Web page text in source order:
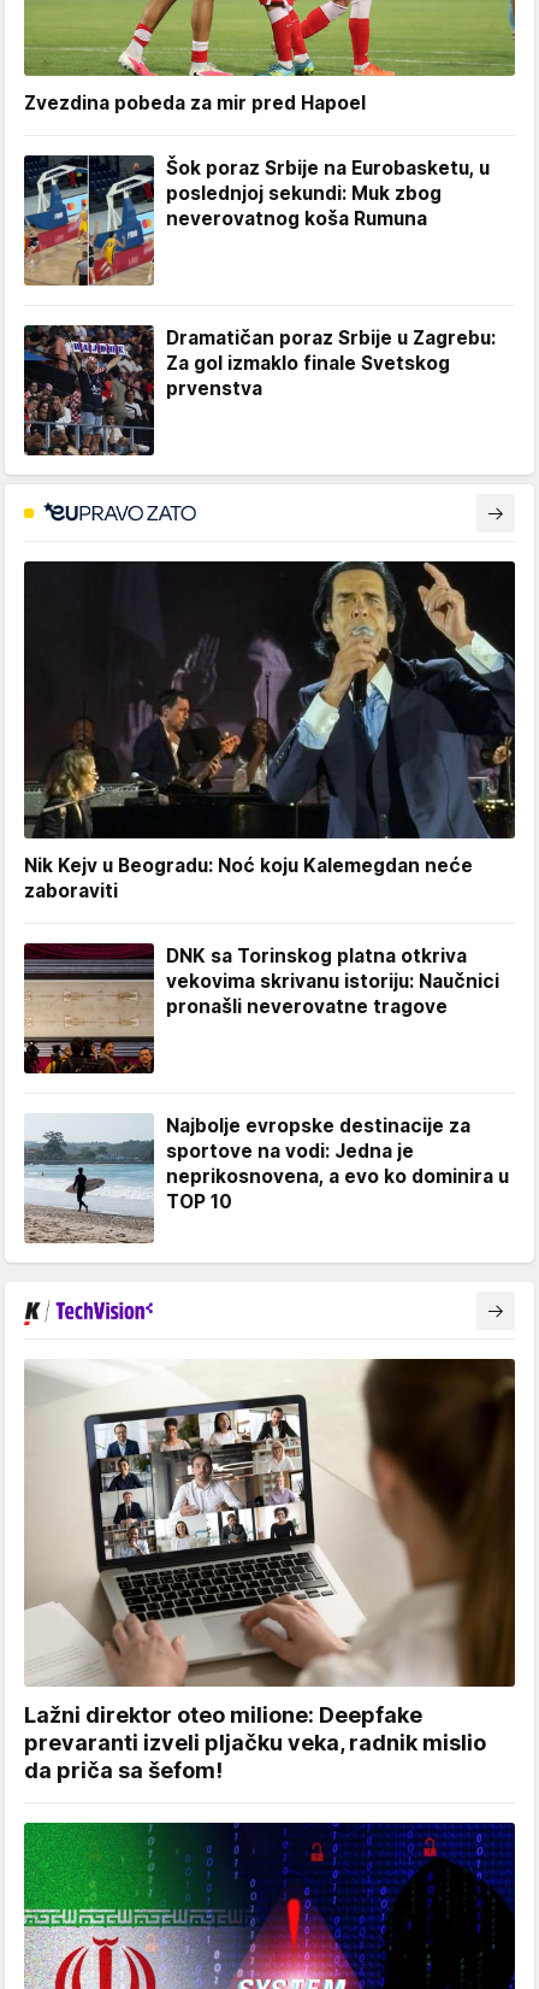
Zvezdina pobeda za mir pred Hapoel
Šok poraz Srbije na Eurobasketu, u
poslednjoj sekundi: Muk zbog
neverovatnog koša Rumuna
Dramatičan poraz Srbije u Zagrebu:
Za gol izmaklo finale Svetskog
prvenstva
Nik Kejv u Beogradu: Noć koju Kalemegdan neće
zaboraviti
DNK sa Torinskog platna otkriva
vekovima skrivanu istoriju: Naučnici
pronašli neverovatne tragove
Najbolje evropske destinacije za
sportove na vodi: Jedna je
neprikosnovena, a evo ko dominira u
TOP 10
Lažni direktor oteo milione: Deepfake
prevaranti izveli pljačku veka, radnik mislio
da priča sa šefom!